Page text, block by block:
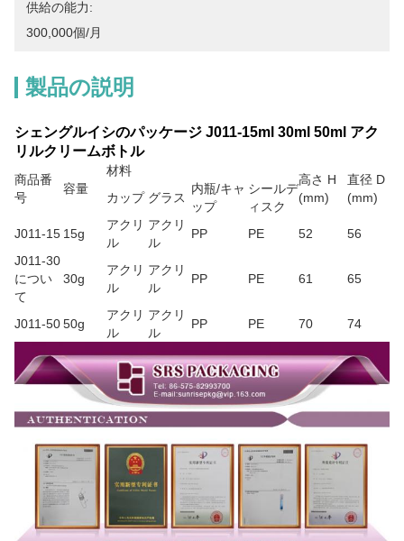
供給の能力:
300,000個/月
製品の説明
シェングルイシのパッケージ J011-15ml 30ml 50ml アク
リルクリームボトル
商品番
号
容量
材料
高さ H
(mm)
直径 D
(mm)
カップ グラス
内瓶/キャ
ップ
シールデ
ィスク
J011-15 15g
アクリ
ル
アクリ
ル
PP PE 52
56
J011-30
につい
て
30g
アクリ
ル
アクリ
ル
PP PE 61 65
J011-5050g
アクリ
ル
アクリ
ル
PP PE 70 74